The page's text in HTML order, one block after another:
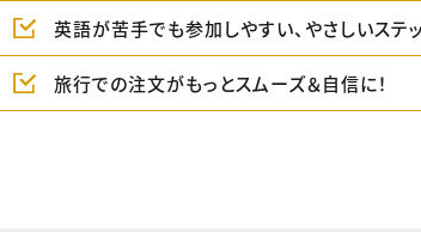
英語が苦手でも参加しやすい、やさしいステ
旅行での注文がもっとスムーズ＆自信に！